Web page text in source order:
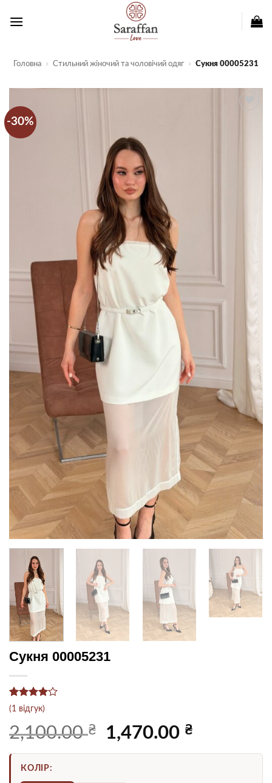
Головна » Стильний жіночий та чоловічий одяг » Сукня 00005231
-30%
Сукня 00005231
Рейтинг
4
з 5 на
основі
опитування
1
(1 відгук)
2,100.00₴
Оригінальна
ціна:
1,470.00 ₴
1,470.00 ₴.
КОЛІР: